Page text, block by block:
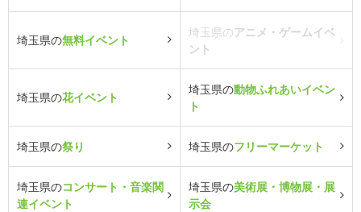
埼玉県の無料イベント
埼玉県のアニメ・ゲームイベ
ント
埼玉県の花イベント
埼玉県の動物ふれあいイベン
ト
埼玉県の祭り 埼玉県のフリーマーケット
埼玉県のコンサート・音楽関
連イベント
埼玉県の美術展・博物展・展
示会